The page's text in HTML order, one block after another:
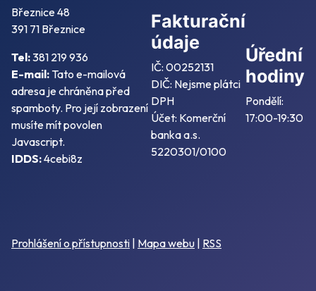
Březnice 48
391 71 Březnice
Tel:381 219 936
E-mail: Tato e-mailová
adresa je chráněna před
spamboty. Pro její zobrazení
musíte mít povolen
Javascript.
IDDS:4cebi8z
Fakturační
údaje
IČ: 00252131
DIČ: Nejsme plátci
DPH
Účet: Komerční
banka a.s.
5220301/0100
Úřední
hodiny
Pondělí:
17:00-19:30
Prohlášení o přístupnosti | Mapa webu | RSS